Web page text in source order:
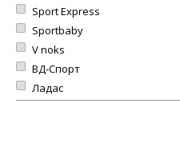
Sport Express
Sportbaby
V noks
ВД-Спорт
Ладас